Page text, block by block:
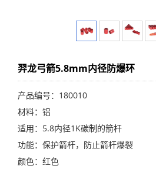
羿龙弓箭5.8mm内径防爆环
产品编号：180010
材料：铝
适用：5.8内径1K碳制的箭杆
功能：保护箭杆，防止箭杆爆裂
颜色：红色